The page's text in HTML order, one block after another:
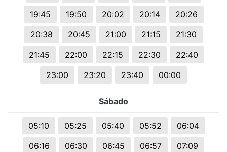
19:45
19:50 20:02 20:14
20:26
20:38
20:45 21:00 21:15
21:30
21:45
22:00 22:15 22:30
22:40
23:00
23:20 23:40 00:00
Sábado
05:10 05:25 05:40 05:52
06:04
06:16
06:30 06:45 06:57
07:09